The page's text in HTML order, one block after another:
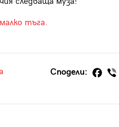
тъга.
Сподели: